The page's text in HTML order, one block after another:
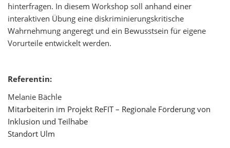
hinterfragen. In diesem Workshop soll anhand einer
interaktiven Übung eine diskriminierungskritische
Wahrnehmung angeregt und ein Bewusstsein für eigene
Vorurteile entwickelt werden.
Referentin:
Melanie Bächle
Mitarbeiterin im Projekt ReFIT – Regionale Förderung von
Inklusion und Teilhabe
Standort Ulm